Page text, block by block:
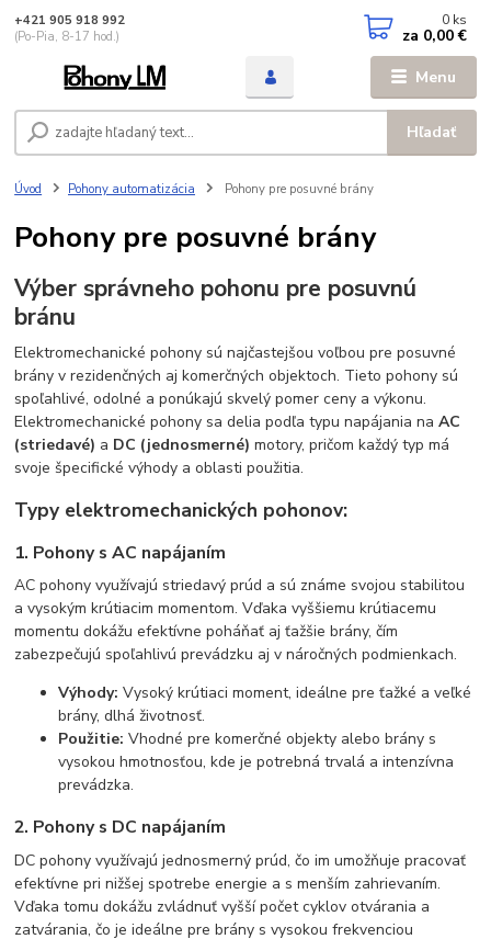
Menu
Hľadať
+421 905 918 992
(Po-Pia, 8-17 hod.)
0 ks
za 0,00 €
Úvod Pohony automatizácia Pohony pre posuvné brány
Pohony pre posuvné brány
Výber správneho pohonu pre posuvnú
bránu
Elektromechanické pohony sú najčastejšou voľbou pre posuvné
brány v rezidenčných aj komerčných objektoch. Tieto pohony sú
spoľahlivé, odolné a ponúkajú skvelý pomer ceny a výkonu.
Elektromechanické pohony sa delia podľa typu napájania naAC
(striedavé) a DC (jednosmerné) motory, pričom každý typ má
svoje špecifické výhody a oblasti použitia.
Typy elektromechanických pohonov:
1. Pohony s AC napájaním
AC pohony využívajú striedavý prúd a sú známe svojou stabilitou
a vysokým krútiacim momentom. Vďaka vyššiemu krútiacemu
momentu dokážu efektívne poháňať aj ťažšie brány, čím
zabezpečujú spoľahlivú prevádzku aj v náročných podmienkach.
Výhody: Vysoký krútiaci moment, ideálne pre ťažké a veľké
brány, dlhá životnosť.
Použitie: Vhodné pre komerčné objekty alebo brány s
vysokou hmotnosťou, kde je potrebná trvalá a intenzívna
prevádzka.
2. Pohony s DC napájaním
DC pohony využívajú jednosmerný prúd, čo im umožňuje pracovať
efektívne pri nižšej spotrebe energie a s menším zahrievaním.
Vďaka tomu dokážu zvládnuť vyšší počet cyklov otvárania a
zatvárania, čo je ideálne pre brány s vysokou frekvenciou